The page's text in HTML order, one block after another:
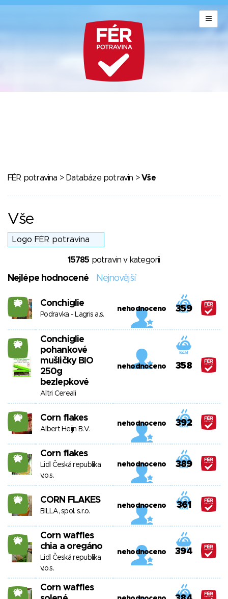
FÉR potravina > Databáze potravin >Vše
Vše
15785 potravin v kategorii
Nejlépe hodnocené Nejnovější
20 Conchiglie
Podravka - Lagris a.s.
nehodnoceno 359
20
Conchiglie
pohankové
mušličky BIO
250g
bezlepkové
Altri Cereali
nehodnoceno 358
20 Corn flakes
Albert Heijn B.V.
nehodnoceno 392
20 Corn flakes
Lidl Česká republika
v.o.s.
nehodnoceno 389
20 CORN FLAKES
BILLA, spol. s.r.o.
nehodnoceno 361
20
Corn waffles
chia a oregáno
Lidl Česká republika
v.o.s.
nehodnoceno 394
20
Corn waffles